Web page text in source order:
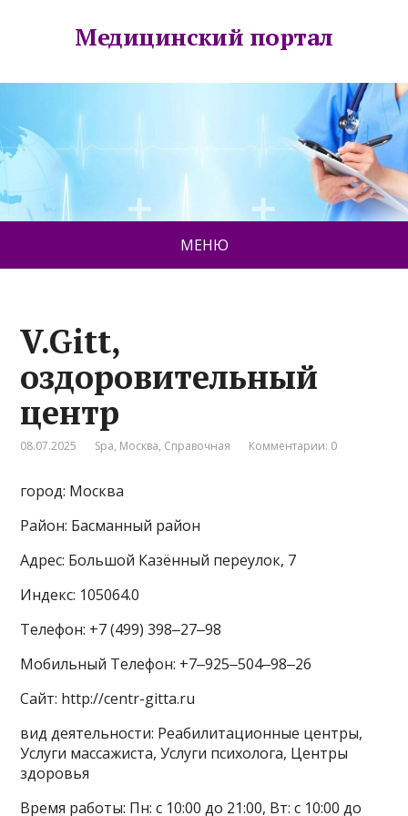
Медицинский портал
МЕНЮ
V.Gitt,
оздоровительный
центр
08.07.2025 Spa, Москва, Справочная Комментарии: 0
город: Москва
Район: Басманный район
Адрес: Большой Казённый переулок, 7
Индекс: 105064.0
Телефон: +7 (499) 398‒27‒98
Мобильный Телефон: +7‒925‒504‒98‒26
Сайт: http://centr-gitta.ru
вид деятельности: Реабилитационные центры,
Услуги массажиста, Услуги психолога, Центры
здоровья
Время работы: Пн: с 10:00 до 21:00, Вт: с 10:00 до